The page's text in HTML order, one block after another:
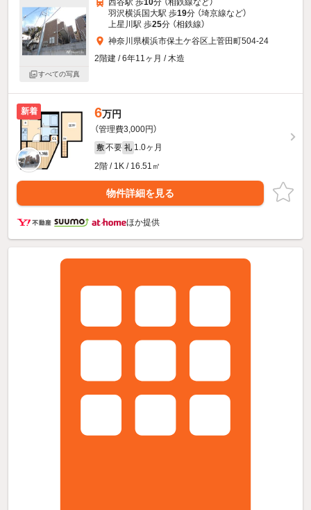
すべての写真
西谷駅 歩10分 （相鉄線など）
羽沢横浜国大駅 歩19分 （埼京線など）
上星川駅 歩25分 （相鉄線）
神奈川県横浜市保土ケ谷区上菅田町504-24
2階建 / 6年11ヶ月 / 木造
新着 6万円
（管理費3,000円）
敷 不要 礼 1.0ヶ月
2階 / 1K / 16.51㎡
物件詳細を見る
ほか提供